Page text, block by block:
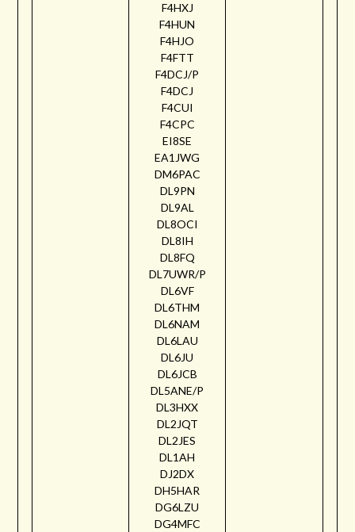
F4HXJ
F4HUN
F4HJO
F4FTT
F4DCJ/P
F4DCJ
F4CUI
F4CPC
EI8SE
EA1JWG
DM6PAC
DL9PN
DL9AL
DL8OCI
DL8IH
DL8FQ
DL7UWR/P
DL6VF
DL6THM
DL6NAM
DL6LAU
DL6JU
DL6JCB
DL5ANE/P
DL3HXX
DL2JQT
DL2JES
DL1AH
DJ2DX
DH5HAR
DG6LZU
DG4MFC